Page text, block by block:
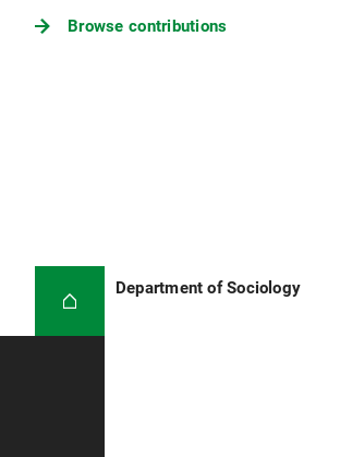
Browse contributions
Department of Sociology